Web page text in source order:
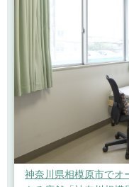
神奈川県相模原市でオ